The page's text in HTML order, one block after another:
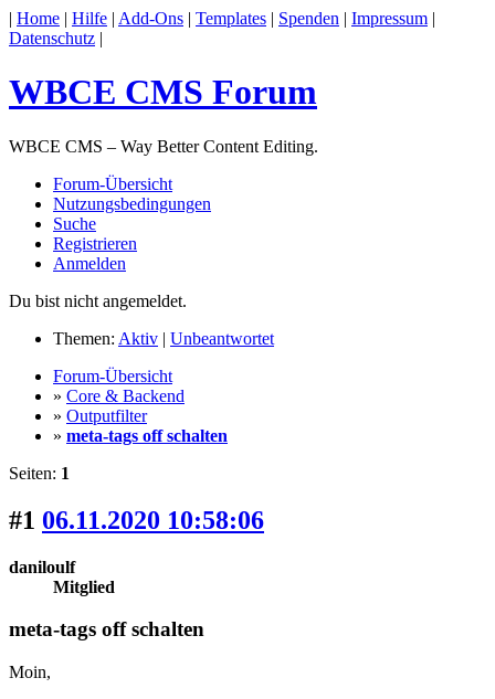
| Home | Hilfe | Add-Ons | Templates | Spenden | Impressum |
Datenschutz |
WBCE CMS Forum
WBCE CMS – Way Better Content Editing.
Forum-Übersicht
Nutzungsbedingungen
Suche
Registrieren
Anmelden
Du bist nicht angemeldet.
Themen: Aktiv | Unbeantwortet
Forum-Übersicht
» Core & Backend
» Outputfilter
» meta-tags off schalten
Seiten: 1
#1 06.11.2020 10:58:06
daniloulf
Mitglied
meta-tags off schalten
Moin,